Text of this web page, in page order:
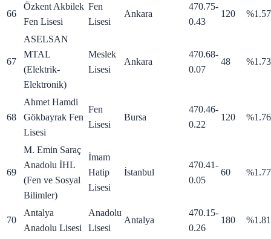
66
Özkent Akbilek
Fen Lisesi
Fen
Lisesi
Ankara
470.75-
0.43
120 %1.57
67
ASELSAN
MTAL
(Elektrik-
Elektronik)
Meslek
Lisesi
Ankara
470.68-
0.07
48 %1.73
68
Ahmet Hamdi
Gökbayrak Fen
Lisesi
Fen
Lisesi
Bursa
470.46-
0.22
120 %1.76
69
M. Emin Saraç
Anadolu İHL
(Fen ve Sosyal
Bilimler)
İmam
Hatip
Lisesi
İstanbul
470.41-
0.05
60 %1.77
70
Antalya
Anadolu Lisesi
Anadolu
Lisesi
Antalya
470.15-
0.26
180 %1.81